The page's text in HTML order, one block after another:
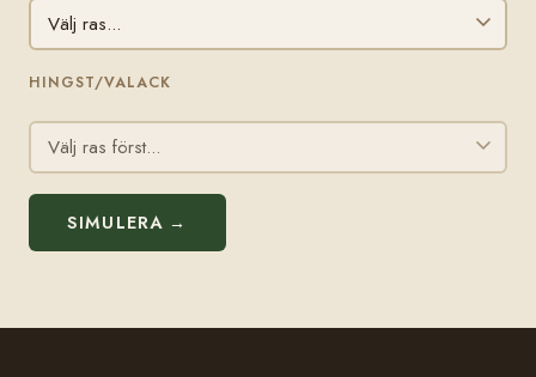
HINGST/VALACK
SIMULERA →